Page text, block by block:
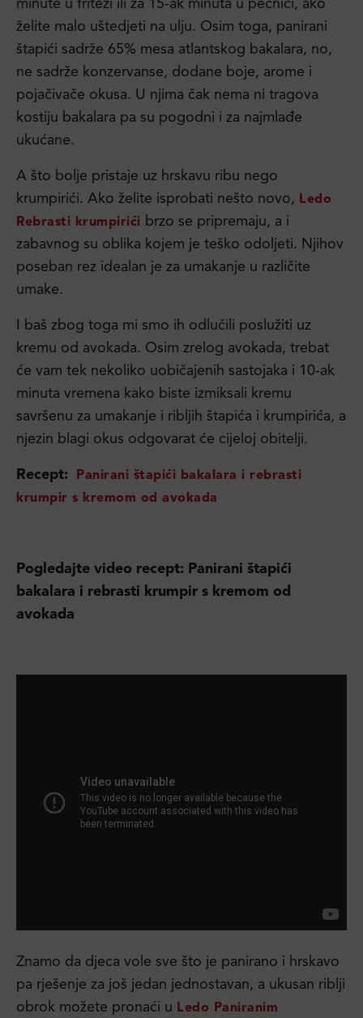
minute u fritezi ili za 15-ak minuta u pećnici, ako
želite malo uštedjeti na ulju. Osim toga, panirani
štapići sadrže 65% mesa atlantskog bakalara, no,
ne sadrže konzervanse, dodane boje, arome i
pojačivače okusa. U njima čak nema ni tragova
kostiju bakalara pa su pogodni i za najmlađe
ukućane.
A što bolje pristaje uz hrskavu ribu nego
krumpirići. Ako želite isprobati nešto novo,
Ledo
Rebrasti krumpirići
brzo se pripremaju, a i
zabavnog su oblika kojem je teško odoljeti. Njihov
poseban rez idealan je za umakanje u različite
umake.
I baš zbog toga mi smo ih odlučili poslužiti uz
kremu od avokada. Osim zrelog avokada, trebat
će vam tek nekoliko uobičajenih sastojaka i 10-ak
minuta vremena kako biste izmiksali kremu
savršenu za umakanje i ribljih štapića i krumpirića, a
njezin blagi okus odgovarat će cijeloj obitelji.
Recept:
Panirani štapići bakalara i rebrasti
krumpir s kremom od avokada
Pogledajte video recept: Panirani štapići
bakalara i rebrasti krumpir s kremom od
avokada
Znamo da djeca vole sve što je panirano i hrskavo
pa rješenje za još jedan jednostavan, a ukusan riblji
obrok možete pronaći u
Ledo Paniranim